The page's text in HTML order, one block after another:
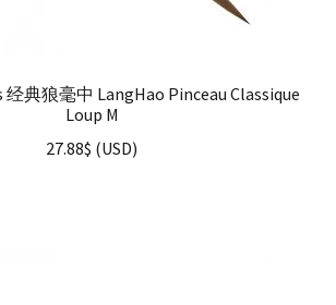
经典狼毫中 LangHao Pinceau Classique
Loup M
27.88$ (USD)